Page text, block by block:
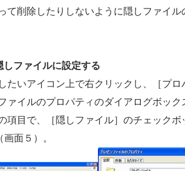
て削除したりしないように隠しファイル
ファイルに設定する
たいアイコン上で右クリックし、［プロ
ァイルのプロパティのダイアログボッ
項目で、［隠しファイル］のチェックボ
面５）。